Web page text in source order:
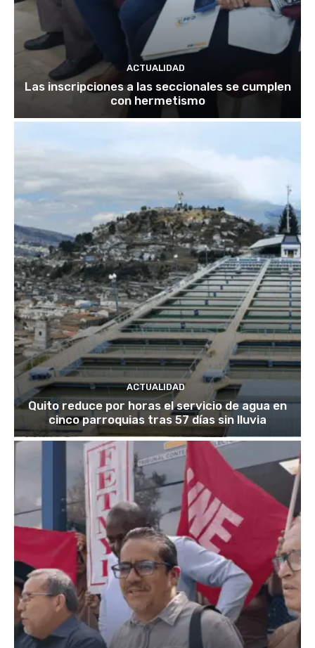
ACTUALIDAD
Las inscripciones a las seccionales se cumplen
con hermetismo
ACTUALIDAD
Quito reduce por horas el servicio de agua en
cinco parroquias tras 57 días sin lluvia